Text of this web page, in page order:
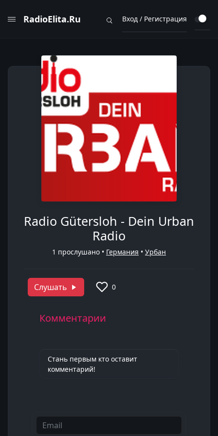
RadioElita.Ru Вход / Регистрация
Radio Gütersloh - Dein Urban
Radio
1 прослушано • Германия • Урбан
Слушать 0
Комментарии
Стань первым кто оставит
комментарий!